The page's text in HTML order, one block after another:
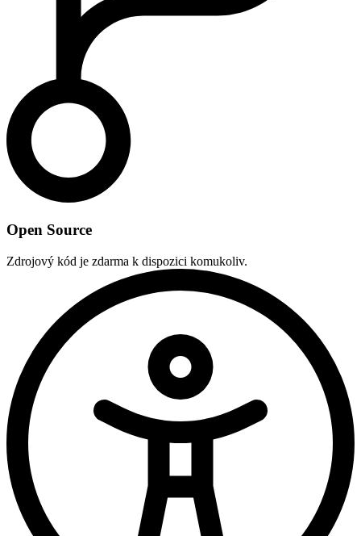
Open Source
Zdrojový kód je zdarma k dispozici komukoliv.